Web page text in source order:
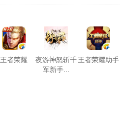
王者荣耀
夜游神怒斩千
军新手...
王者荣耀助手